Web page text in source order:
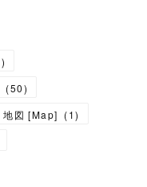
)
(50)
地図 [Map] (1)